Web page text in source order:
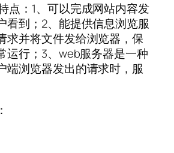
点：1、可以完成网站内容发
看到；2、能提供信息浏览服
求并将文件发给浏览器，保
运行；3、web服务器是一种
端浏览器发出的请求时，服